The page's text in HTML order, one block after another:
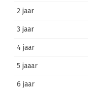
2 jaar
3 jaar
4 jaar
5 jaaar
6 jaar